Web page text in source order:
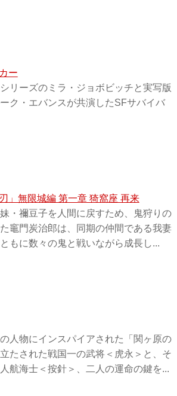
ー
リーズのミラ・ジョボビッチと実写版
ク・エバンスが共演したSFサバイバ
」無限城編 第一章 猗窩座 再来
・禰󠄀豆子を人間に戻すため、鬼狩りの
竈門炭治郎は、同期の仲間である我妻
もに数々の鬼と戦いながら成長し...
人物にインスパイアされた「関ヶ原の
たされた戦国一の武将＜虎永＞と、そ
航海士＜按針＞、二人の運命の鍵を...